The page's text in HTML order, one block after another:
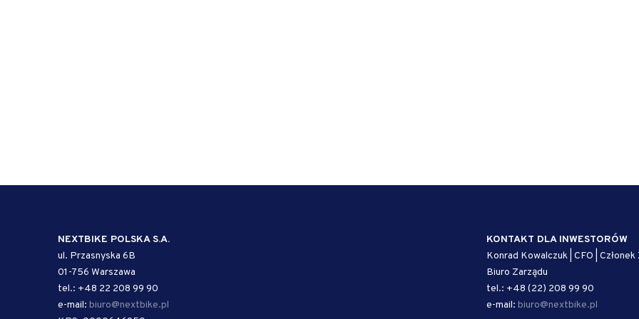
NEXTBIKE POLSKA S.A.
ul. Przasnyska 6B
01-756 Warszawa
tel.: +48 22 208 99 90
e-mail: biuro@nextbike.pl
KONTAKT DLA INWESTORÓW
Konrad Kowalczuk | CFO | Członek
Biuro Zarządu
tel.: +48 (22) 208 99 90
e-mail: biuro@nextbike.pl